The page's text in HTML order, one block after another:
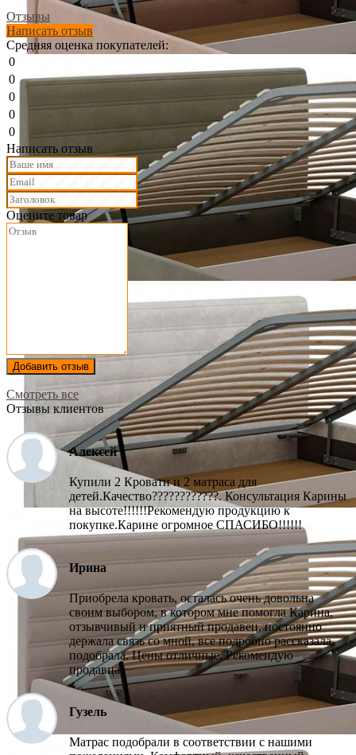
Отзывы
Написать отзыв
Средняя оценка покупателей:
0
0
0
0
0
Написать отзыв
Оцените товар
Добавить отзыв
Смотреть все
Отзывы клиентов
Алексей
Купили 2 Кровати и 2 матраса для
детей.Качество????????????. Консультация Карины
на высоте!!!!!!Рекомендую продукцию к
покупке.Карине огромное СПАСИБО!!!!!!
Ирина
Приобрела кровать, осталась очень довольна
своим выбором, в котором мне помогла Карина,
отзывчивый и приятный продавец, постоянно
держала связь со мной, все подробно рассказала,
подобрала. Цены отличные. Рекомендую
продавца!
Гузель
Матрас подобрали в соответствии с нашими